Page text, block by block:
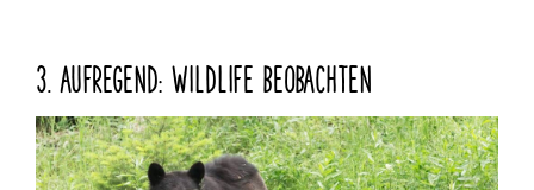
3. AUFREGEND: WILDLIFE BEOBACHTEN